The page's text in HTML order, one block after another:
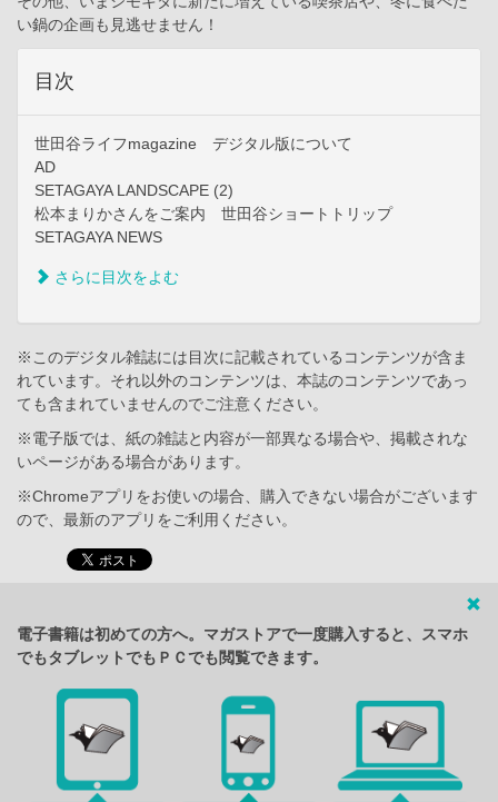
い鍋の企画も見逃せません！
目次
世田谷ライフmagazine デジタル版について
AD
SETAGAYA LANDSCAPE (2)
松本まりかさんをご案内 世田谷ショートトリップ
SETAGAYA NEWS
さらに目次をよむ
※このデジタル雑誌には目次に記載されているコンテンツが含ま
れています。それ以外のコンテンツは、本誌のコンテンツであっ
ても含まれていませんのでご注意ください。
※電子版では、紙の雑誌と内容が一部異なる場合や、掲載されな
いページがある場合があります。
※Chromeアプリをお使いの場合、購入できない場合がございます
ので、最新のアプリをご利用ください。
電子書籍は初めての方へ。マガストアで一度購入すると、スマホ
でもタブレットでもＰＣでも閲覧できます。